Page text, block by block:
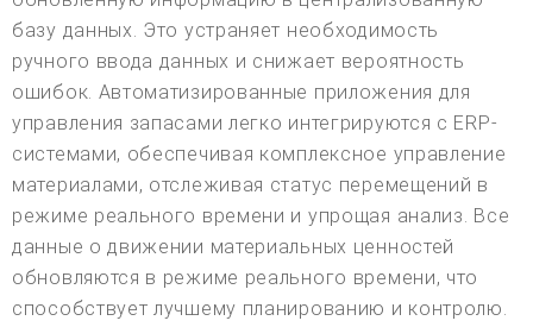
базу данных. Это устраняет необходимость
ручного ввода данных и снижает вероятность
ошибок. Автоматизированные приложения для
управления запасами легко интегрируются с ERP-
системами, обеспечивая комплексное управление
материалами, отслеживая статус перемещений в
режиме реального времени и упрощая анализ. Все
данные о движении материальных ценностей
обновляются в режиме реального времени, что
способствует лучшему планированию и контролю.